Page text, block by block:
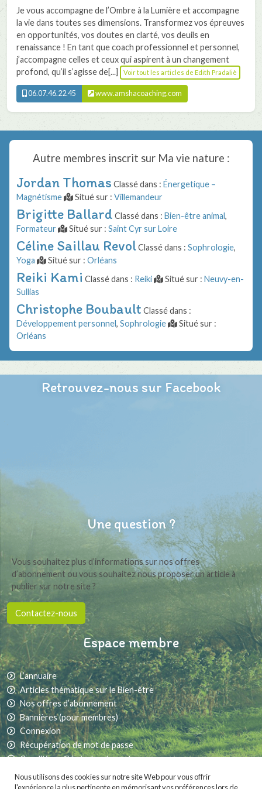
Je vous accompagne de l’Ombre à la Lumière et accompagne
la vie dans toutes ses dimensions. Transformez vos épreuves
en opportunités, vos doutes en clarté, vos deuils en
renaissance ! En tant que coach professionnel et personnel,
j’accompagne celles et ceux qui aspirent à un changement
profond, qu’il s’agisse de[...]
Voir tout les articles de Edith Pradaliè
06.07.46.22.45 www.amshacoaching.com
Autre membres inscrit sur Ma vie nature :
Jordan Thomas Classé dans : Énergetique –
Magnétisme
Situé sur : Villemandeur
Brigitte Ballard Classé dans : Bien-être animal,
Formateur
Situé sur : Saint Cyr sur Loire
Céline Saillau RevolClassé dans : Sophrologie,
Yoga
Situé sur : Orléans
Reiki Kami Classé dans : Reiki Situé sur : Neuvy-en-
Sullias
Christophe Boubault Classé dans :
Développement personnel, Sophrologie
Situé sur :
Orléans
Retrouvez-nous sur Facebook
Une question ?
Vous souhaitez plus d’informations sur nos offres
d’abonnement ou vous souhaitez nous proposer un article à
publier sur notre site ?
Contactez-nous
Espace membre
L’annuaire
Articles thématique sur le Bien-être
Nos offres d’abonnement
Bannières (pour membres)
Connexion
Récupération de mot de passe
Conditions Générales de vente
Nous utilisons des cookies sur notre site Web pour vous offrir